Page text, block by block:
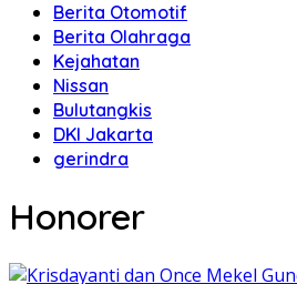
Berita Otomotif
Berita Olahraga
Kejahatan
Nissan
Bulutangkis
DKI Jakarta
gerindra
Honorer